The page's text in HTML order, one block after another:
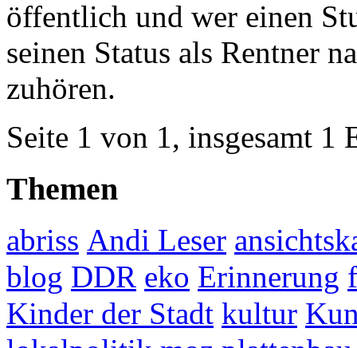
öffentlich und wer einen
seinen Status als Rentner
zuhören.
Seite 1 von 1, insgesamt 1
Themen
abriss Andi Leser
blog DDR eko Erinnerung
Kinder der Stadt kultur